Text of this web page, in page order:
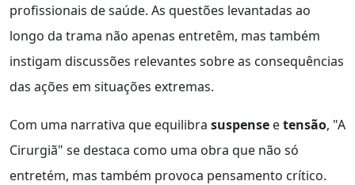
profissionais de saúde. As questões levantadas ao
longo da trama não apenas entretêm, mas também
instigam discussões relevantes sobre as consequências
das ações em situações extremas.
Com uma narrativa que equilibra suspense etensão, "A
Cirurgiã" se destaca como uma obra que não só
entretém, mas também provoca pensamento crítico.